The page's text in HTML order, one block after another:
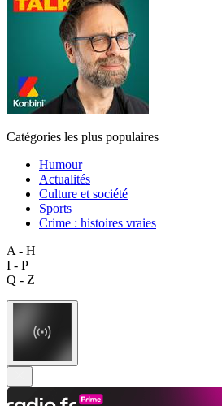
Catégories les plus populaires
Humour
Actualités
Culture et société
Sports
Crime : histoires vraies
A - H
I - P
Q - Z